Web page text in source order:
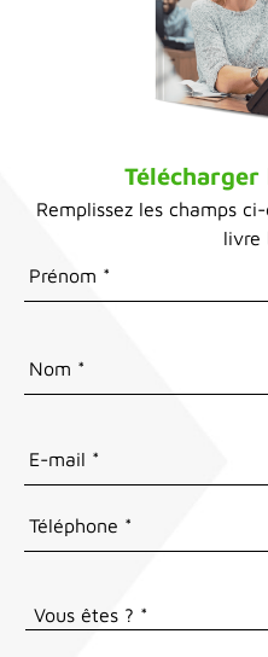
Remplissez les champs
livre
Téléphone *